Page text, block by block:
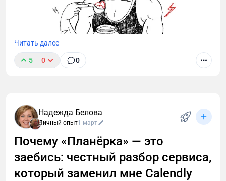
Читать далее
5 0 0
Надежда Белова
Личный опыт1 март
Почему «Планёрка» — это
заебись: честный разбор сервиса,
который заменил мне Calendly